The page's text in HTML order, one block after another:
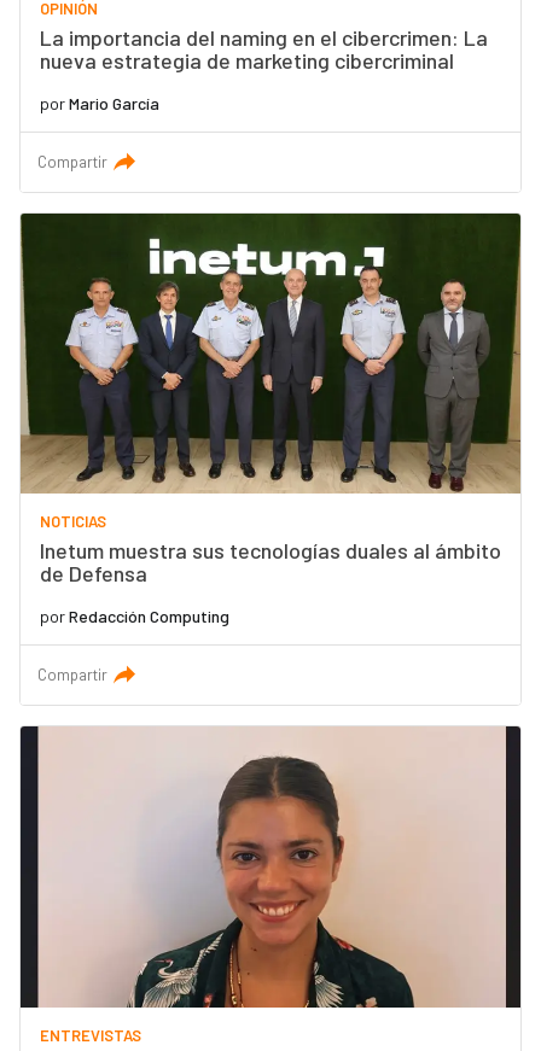
OPINIÓN
La importancia del naming en el cibercrimen: La
nueva estrategia de marketing cibercriminal
porMario García
Compartir
NOTICIAS
Inetum muestra sus tecnologías duales al ámbito
de Defensa
porRedacción Computing
Compartir
ENTREVISTAS